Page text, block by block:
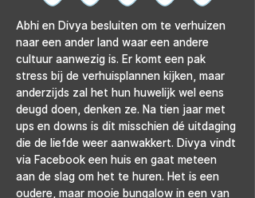
Abhi en Divya besluiten om te verhuizen
naar een ander land waar een andere
cultuur aanwezig is. Er komt een pak
stress bij de verhuisplannen kijken, maar
anderzijds zal het hun huwelijk wel eens
deugd doen, denken ze. Na tien jaar met
ups en downs is dit misschien dé uitdaging
die de liefde weer aanwakkert. Divya vindt
via Facebook een huis en gaat meteen
aan de slag om het te huren. Het is een
oudere, maar mooie bungalow in een van